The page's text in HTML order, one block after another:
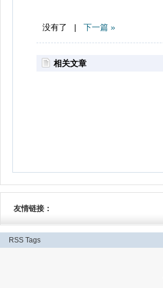
没有了 | 下一篇 »
相关文章
友情链接：
RSS Tags